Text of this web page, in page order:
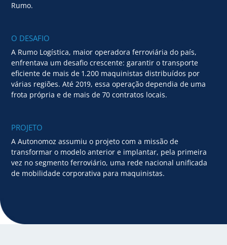
Rumo.
O DESAFIO
A Rumo Logística, maior operadora ferroviária do país,
enfrentava um desafio crescente: garantir o transporte
eficiente de mais de 1.200 maquinistas distribuídos por
várias regiões. Até 2019, essa operação dependia de uma
frota própria e de mais de 70 contratos locais.
PROJETO
A Autonomoz assumiu o projeto com a missão de
transformar o modelo anterior e implantar, pela primeira
vez no segmento ferroviário, uma rede nacional unificada
de mobilidade corporativa para maquinistas.